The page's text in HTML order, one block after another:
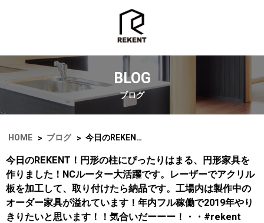
BLOG
ブログ
HOME > ブログ > 今日のREKENT！円形の柱にぴったりはまる、円形家具を作りました！NCルーター大活躍です。レーザーでアクリル板を加工して、取り付けたら納品です。工場内は製作中のオーダー家具が溢れています！年内フル稼働で2019年やりきりたいと思います！！気合いだーーー！・・#rekent #woodwork #家具屋 #家具デザイン #店舗家具 #店舗設計 #店舗内装 #店舗内装デザイン #家具工房 #オリジナル家具 #インテリア #デザイン #インテリア雑貨 #アウトドア #キャンプギア #アウトドア用品 #木工作品 #木工家具 #ncルーター #円形家具 #アクリル加工 #オーダー家具製作
今日のREKENT！円形の柱にぴったりはまる、円形家具を
作りました！NCルーター大活躍です。レーザーでアクリル
板を加工して、取り付けたら納品です。工場内は製作中の
オーダー家具が溢れています！年内フル稼働で2019年やり
きりたいと思います！！気合いだーーー！・・#rekent